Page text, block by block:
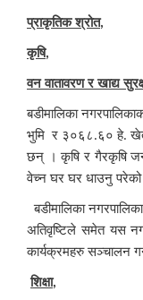
प्राकृतिक श्रोत,
कृषि,
वन वातावरण र खाद्य
बडीमालिका
भुमि र ३०६८.६० हे.
छन् । कृषि र गैरकृषि
वेच्न घर घर धाउनु
बडीमालिका
अतिवृष्टिले समेत यस
कार्यक्रमहरु सञ्चालन
शिक्षा,